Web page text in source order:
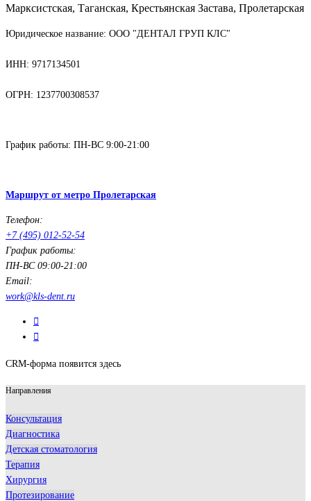
Марксистская, Таганская, Крестьянская Застава, Пролетарская
Юридическое название: ООО "ДЕНТАЛ ГРУП КЛС"
ИНН: 9717134501
ОГРН: 1237700308537
График работы: ПН-ВС 9:00-21:00
Маршрут от метро Пролетарская
Телефон:
+7 (495) 012-52-54
График работы:
ПН-ВС 09:00-21:00
Email:
work@kls-dent.ru
CRM-форма появится здесь
Направления
Консультация
Диагностика
Детская стоматология
Терапия
Хирургия
Протезирование